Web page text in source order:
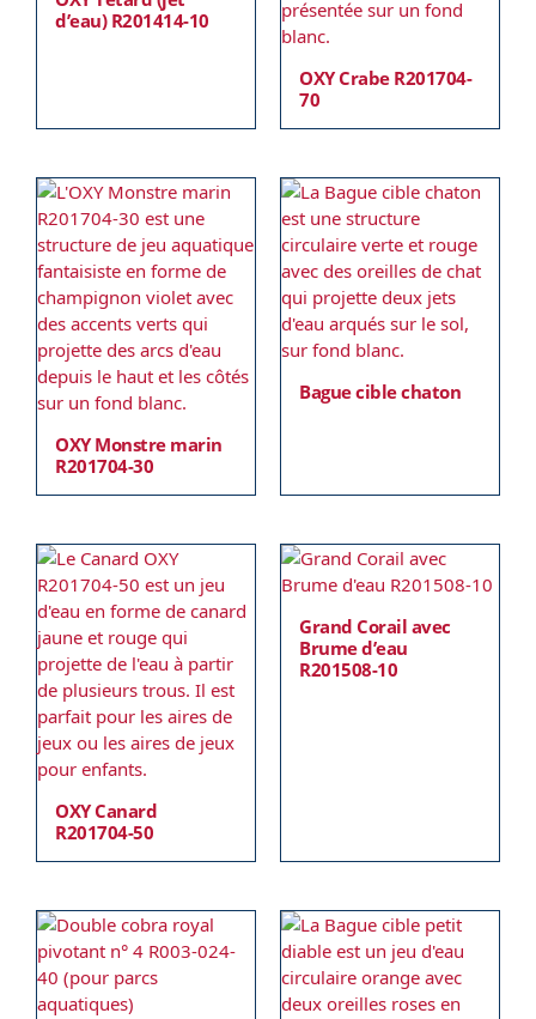
d’eau) R201414-10
OXY Crabe R201704-
70
OXY Monstre marin
R201704-30
Bague cible chaton
OXY Canard
R201704-50
Grand Corail avec
Brume d’eau
R201508-10